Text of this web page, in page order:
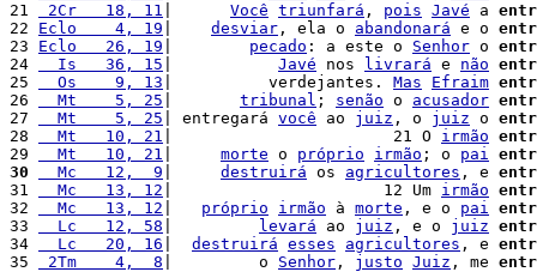
21
2Cr   18, 11 Você triunfará , pois Javé a
22 Eclo    4, 19 desviar , ela o abandonará e o
23 Eclo   26, 19 pecado : a este o Senhor o
24
  Is   36, 15
Javé nos livrará e não
25
  Os    9, 13
|          verdejantes. Mas Efraim
26
  Mt    5, 25
tribunal ; senão o acusador
27
  Mt    5, 25
| entregará você ao juiz , o juiz o
28
  Mt   10, 21
|                       21 O irmão
29
  Mt   10, 21
morte o próprio irmão ; o pai
30
  Mc   12,  9
destruirá os agricultores , e
31
  Mc   13, 12
|                      12 Um irmão
32
  Mc   13, 12
próprio irmão à morte , e o pai
33
  Lc   12, 58
levará ao juiz , e o juiz
34
  Lc   20, 16
destruirá esses agricultores , e
35
2Tm    4,  8 |         o Senhor , justo Juiz , me